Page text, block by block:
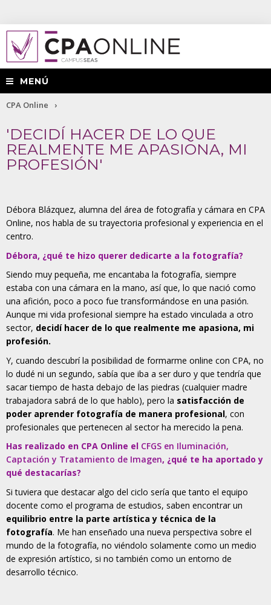
MENÚ
Usted
está
aquí
CPA Online
'DECIDÍ HACER DE LO QUE
REALMENTE ME APASIONA, MI
PROFESIÓN'
Débora Blázquez, alumna del área de fotografía y cámara en CPA
Online, nos habla de su trayectoria profesional y experiencia en el
centro.
Débora, ¿qué te hizo querer dedicarte a la fotografía?
Siendo muy pequeña, me encantaba la fotografía, siempre
estaba con una cámara en la mano, así que, lo que nació como
una afición, poco a poco fue transformándose en una pasión.
Aunque mi vida profesional siempre ha estado vinculada a otro
sector, decidí hacer de lo que realmente me apasiona, mi
profesión.
Y, cuando descubrí la posibilidad de formarme online con CPA, no
lo dudé ni un segundo, sabía que iba a ser duro y que tendría que
sacar tiempo de hasta debajo de las piedras (cualquier madre
trabajadora sabrá de lo que hablo), pero la satisfacción de
poder aprender fotografía de manera profesional, con
profesionales que pertenecen al sector ha merecido la pena.
Has realizado en CPA Online el CFGS en Iluminación,
Captación y Tratamiento de Imagen, ¿qué te ha aportado y
qué destacarías?
Si tuviera que destacar algo del ciclo sería que tanto el equipo
docente como el programa de estudios, saben encontrar un
equilibrio entre la parte artística y técnica de la
fotografía. Me han enseñado una nueva perspectiva sobre el
mundo de la fotografía, no viéndolo solamente como un medio
de expresión artístico, si no también como un entorno de
desarrollo técnico.